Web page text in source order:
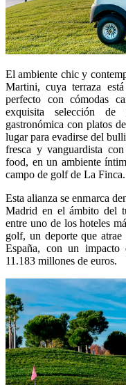
El ambiente chic y
Martini, cuya terraza
perfecto con cómodas
exquisita selección de
gastronómica con platos
lugar para evadirse del
fresca y vanguardista
food, en un ambiente
campo de golf de La Finca.
Esta alianza se enmarca
Madrid en el ámbito del
entre uno de los hoteles
golf, un deporte que
España, con un
11.183 millones de euros.